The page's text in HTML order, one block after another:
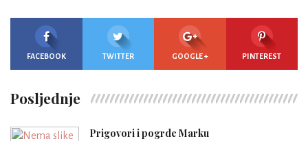
FACEBOOK TWITTER GOOGLE + PINTEREST
Posljednje
Prigovori i pogrde Marku